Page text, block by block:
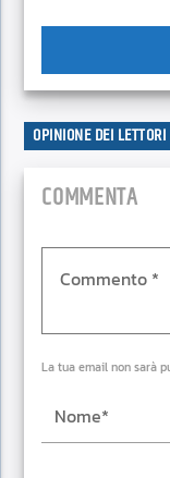
OPINIONE DEI LETTORI
COMMENTA
La tua email non sarà